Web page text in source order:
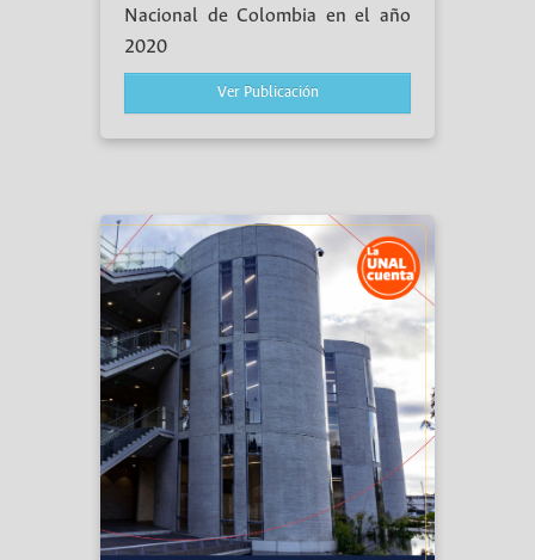
Nacional de Colombia en el año
2020
Ver Publicación